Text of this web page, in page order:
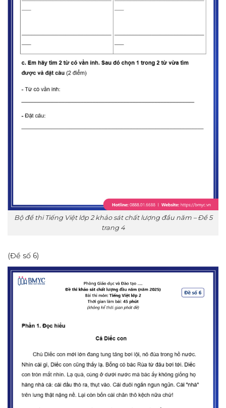
Bộ đề thi Tiếng Việt lớp 2 khảo sát chất lượng đầu năm – Đề 5
trang 4
(Đề số 6)